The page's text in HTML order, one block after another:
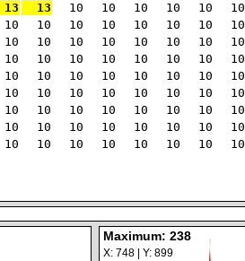
13 13 10 10 10 10 10 10
10 10 10 10 10 10 10 10
10 10 10 10 10 10 10 10
10 10 10 10 10 10 10 10
10 10 10 10 10 10 10 10
10 10 10 10 10 10 10 10
10 10 10 10 10 10 10 10
10 10 10 10 10 10 10 10
10 10 10 10 10 10 10 10
Maximum: 238
X: 748 | Y: 899